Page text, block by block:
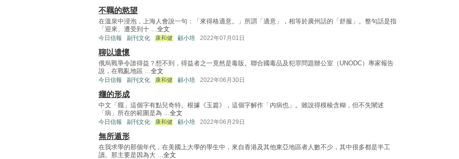
不羈的慾望
在溫泉中浸泡，上海人會說一句：「來得格適意。」所謂「適意」，相等於廣州話的「舒服」。整句話是指
「迎來、遭受到十 ...全文
今日信報 副刊文化 康和健 顧小培 2022年07月01日
聊以遣懷
俄烏戰爭令誰得益？想不到，得益者之一竟然是毒販。聯合國毒品及犯罪問題辦公室（UNODC）專家報告
說，在戰亂地區 ...全文
今日信報 副刊文化 康和健 顧小培 2022年06月30日
癮的形成
中文「癮」這個字有點兒奇特。根據《玉篇》，這個字解作「內病也」。雖說得模棱含糊，但不失闡述
「病」所在的範圍是為 ...全文
今日信報 副刊文化 康和健 顧小培 2022年06月29日
無所遁形
在我求學的那個年代，在美國上大學的學生中，來自香港及其他東亞地區者人數不少，其中很多都是半工
讀。那主要是因為大 ...全文